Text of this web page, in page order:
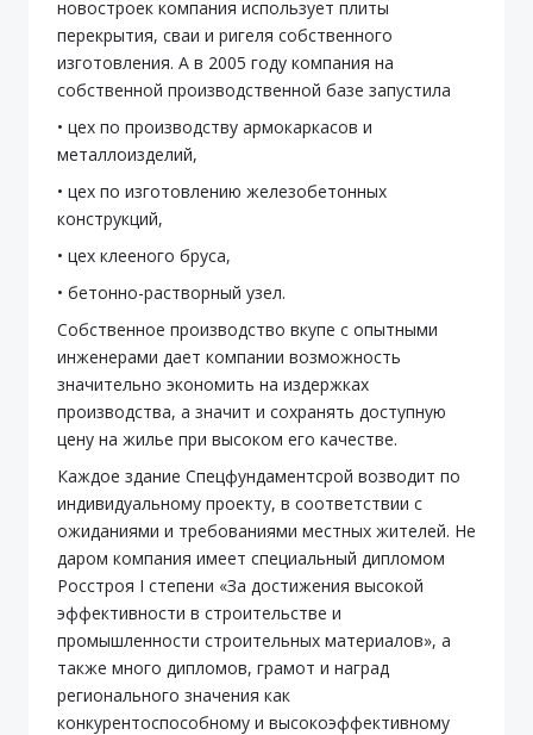
новостроек компания использует плиты
перекрытия, сваи и ригеля собственного
изготовления. А в 2005 году компания на
собственной производственной базе запустила
• цех по производству армокаркасов и
металлоизделий,
• цех по изготовлению железобетонных
конструкций,
• цех клееного бруса,
• бетонно-растворный узел.
Собственное производство вкупе с опытными
инженерами дает компании возможность
значительно экономить на издержках
производства, а значит и сохранять доступную
цену на жилье при высоком его качестве.
Каждое здание Спецфундаментсрой возводит по
индивидуальному проекту, в соответствии с
ожиданиями и требованиями местных жителей. Не
даром компания имеет специальный дипломом
Росстроя I степени «За достижения высокой
эффективности в строительстве и
промышленности строительных материалов», а
также много дипломов, грамот и наград
регионального значения как
конкурентоспособному и высокоэффективному